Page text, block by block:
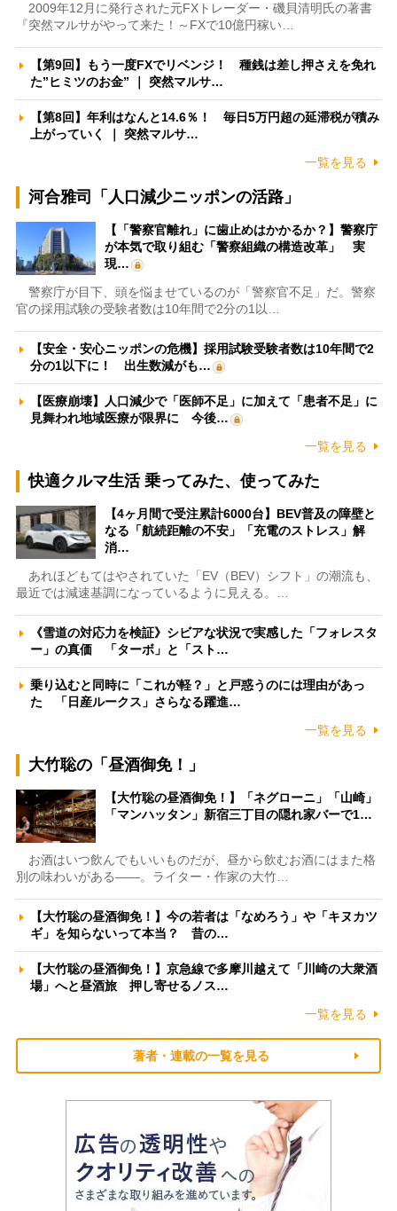
2009年12月に発行された元FXトレーダー・磯貝清明氏の著書
『突然マルサがやって来た！～FXで10億円稼い…
【第9回】もう一度FXでリベンジ！ 種銭は差し押さえを免れ
た”ヒミツのお金” ｜ 突然マルサ…
【第8回】年利はなんと14.6％！ 毎日5万円超の延滞税が積み
上がっていく ｜ 突然マルサ…
一覧を見る
河合雅司「人口減少ニッポンの活路」
【「警察官離れ」に歯止めはかかるか？】警察庁
が本気で取り組む「警察組織の構造改革」 実
現…
警察庁が目下、頭を悩ませているのが「警察官不足」だ。警察
官の採用試験の受験者数は10年間で2分の1以…
【安全・安心ニッポンの危機】採用試験受験者数は10年間で2
分の1以下に！ 出生数減がも…
【医療崩壊】人口減少で「医師不足」に加えて「患者不足」に
見舞われ地域医療が限界に 今後…
一覧を見る
快適クルマ生活 乗ってみた、使ってみた
【4ヶ月間で受注累計6000台】BEV普及の障壁と
なる「航続距離の不安」「充電のストレス」解
消…
あれほどもてはやされていた「EV（BEV）シフト」の潮流も、
最近では減速基調になっているように見える。…
《雪道の対応力を検証》シビアな状況で実感した「フォレスタ
ー」の真価 「ターボ」と「スト…
乗り込むと同時に「これが軽？」と戸惑うのには理由があっ
た 「日産ルークス」さらなる躍進…
一覧を見る
大竹聡の「昼酒御免！」
【大竹聡の昼酒御免！】「ネグローニ」「山崎」
「マンハッタン」新宿三丁目の隠れ家バーで1…
お酒はいつ飲んでもいいものだが、昼から飲むお酒にはまた格
別の味わいがある――。ライター・作家の大竹…
【大竹聡の昼酒御免！】今の若者は「なめろう」や「キヌカツ
ギ」を知らないって本当？ 昔の…
【大竹聡の昼酒御免！】京急線で多摩川越えて「川崎の大衆酒
場」へと昼酒旅 押し寄せるノス…
一覧を見る
著者・連載の一覧を見る